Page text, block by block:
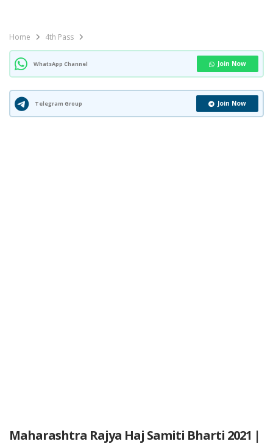
Home 4th Pass
WhatsApp Channel Join Now
Telegram Group Join Now
Maharashtra Rajya Haj Samiti Bharti 2021 |